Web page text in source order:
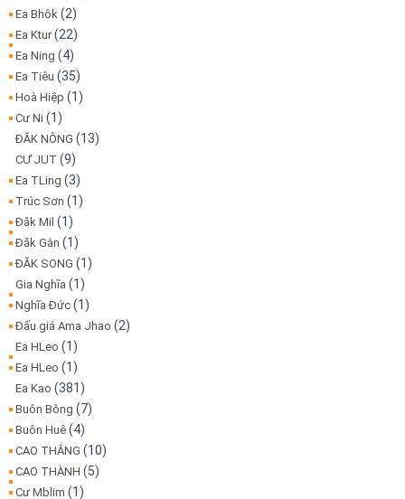
Ea Bhôk (2)
Ea Ktur(22)
Ea Ning (4)
Ea Tiêu (35)
Hoà Hiệp (1)
Cư Ni (1)
ĐĂK NÔNG (13)
CƯ JUT (9)
Ea TLing (3)
Trúc Sơn (1)
Đăk Mil (1)
Đăk Gằn (1)
ĐĂK SONG (1)
Gia Nghĩa (1)
Nghĩa Đức (1)
Đấu giá Ama Jhao (2)
Ea HLeo (1)
Ea HLeo (1)
Ea Kao (381)
Buôn Bông (7)
Buôn Huê (4)
CAO THẮNG (10)
CAO THÀNH (5)
Cư Mblim (1)